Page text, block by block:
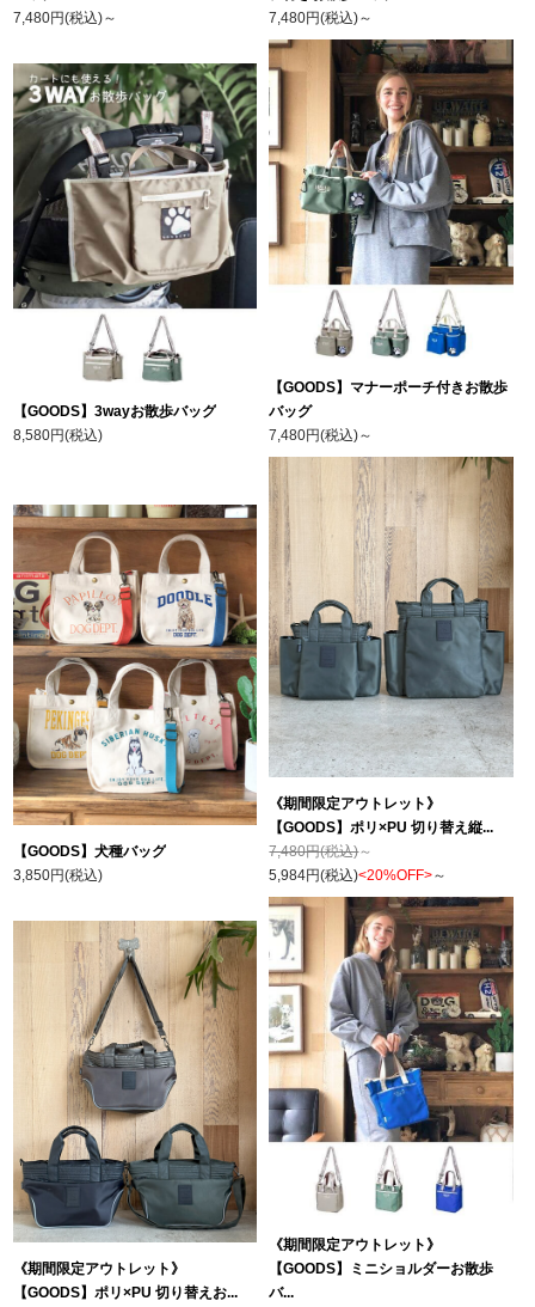
7,480円(税込)～
7,480円(税込)～
【GOODS】3wayお散歩バッグ
8,580円(税込)
【GOODS】マナーポーチ付きお散歩
バッグ
7,480円(税込)～
【GOODS】犬種バッグ
3,850円(税込)
《期間限定アウトレット》
【GOODS】ポリ×PU 切り替え縦...
7,480円(税込)～
5,984円(税込)<20%OFF>～
《期間限定アウトレット》
【GOODS】ポリ×PU 切り替えお...
《期間限定アウトレット》
【GOODS】ミニショルダーお散歩
バ...